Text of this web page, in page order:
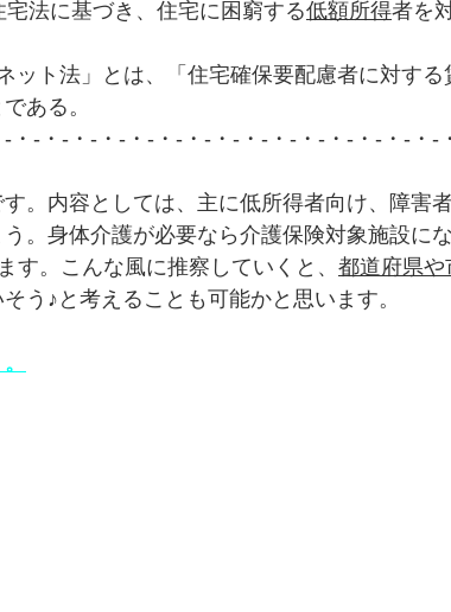
法に基づき、住宅に困窮する低額所得者を
ット法」とは、「住宅確保要配慮者に対す
ある。
-・-・-・-・-・-・-・-・-・-・-・-・-・-・-
。内容としては、主に低所得者向け、障害
。身体介護が必要なら介護保険対象施設に
す。こんな風に推察していくと、 都道府県や
う♪と考えることも可能かと思います。